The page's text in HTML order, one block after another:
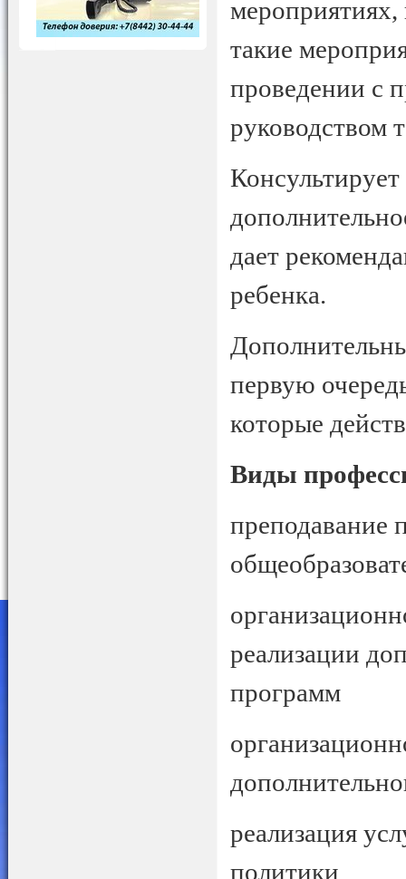
мероприятиях,
такие
проведении с
руководством
дает
ребенка.
первую
которые
Виды
преподавание
реализации
программ
реализация
политики